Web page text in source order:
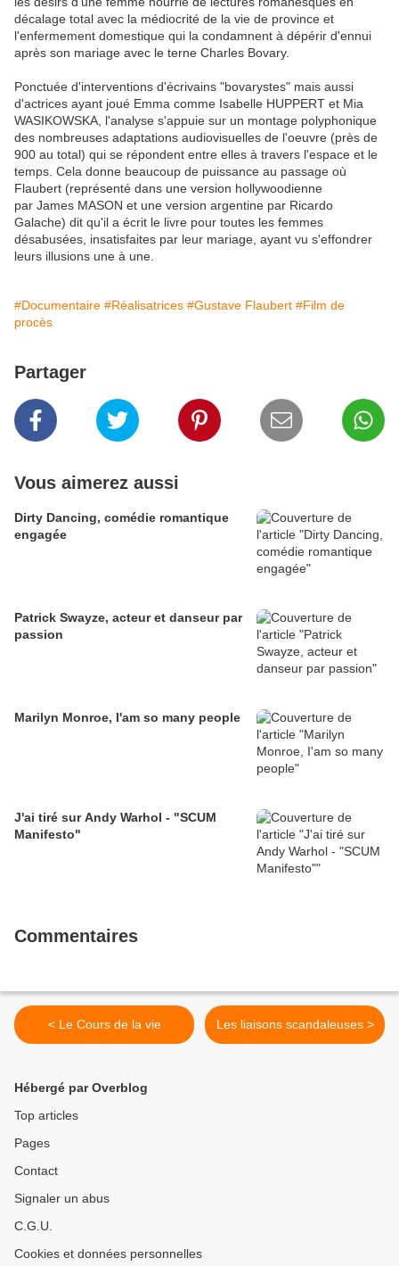
décalage total avec la médiocrité de la vie de province et
l'enfermement domestique qui la condamnent à dépérir d'ennui
après son mariage avec le terne Charles Bovary.
Ponctuée d'interventions d'écrivains "bovarystes" mais aussi
d'actrices ayant joué Emma comme Isabelle HUPPERT et Mia
WASIKOWSKA, l'analyse s'appuie sur un montage polyphonique
des nombreuses adaptations audiovisuelles de l'oeuvre (près de
900 au total) qui se répondent entre elles à travers l'espace et le
temps. Cela donne beaucoup de puissance au passage où
Flaubert (représenté dans une version hollywoodienne
par James MASON et une version argentine par Ricardo
Galache) dit qu'il a écrit le livre pour toutes les femmes
désabusées, insatisfaites par leur mariage, ayant vu s'effondrer
leurs illusions une à une.
#Documentaire #Réalisatrices #Gustave Flaubert #Film de
procès
Partager
Vous aimerez aussi
Dirty Dancing, comédie romantique
engagée
Patrick Swayze, acteur et danseur par
passion
Marilyn Monroe, I'am so many people
J'ai tiré sur Andy Warhol - "SCUM
Manifesto"
Commentaires
< Le Cours de la vie Les liaisons scandaleuses >
Hébergé par Overblog
Top articles
Pages
Contact
Signaler un abus
C.G.U.
Cookies et données personnelles